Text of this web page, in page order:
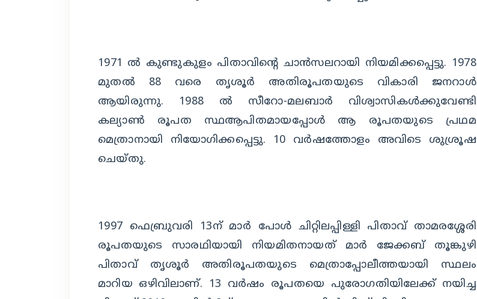
1971 ല്‍ കുണ്ടുകുളം പിതാവിന്റെ ചാന്‍സലറായി നിയമിക്കപ്പെട്ടു. 1978
മുതല്‍ 88 വരെ തൃശൂര്‍ അതിരൂപതയുടെ വികാരി ജനറാള്‍
ആയിരുന്നു. 1988 ല്‍ സീറോ-മലബാര്‍ വിശ്വാസികള്‍ക്കുവേണ്ടി
കല്യാണ്‍ രൂപത സ്ഥആപിതമായപ്പോള്‍ ആ രൂപതയുടെ പ്രഥമ
മെത്രാനായി നിയോഗിക്കപ്പെട്ടു. 10 വര്‍ഷത്തോളം അവിടെ ശുശ്രൂഷ
ചെയ്തു.
1997 ഫെബ്രുവരി 13ന് മാര്‍ പോള്‍ ചിറ്റിലപ്പിള്ളി പിതാവ് താമരശ്ശേരി
രൂപതയുടെ സാരഥിയായി നിയമിതനായത് മാര്‍ ജേക്കബ് തൂങ്കുഴി
പിതാവ് തൃശൂര്‍ അതിരൂപതയുടെ മെത്രാപ്പോലീത്തയായി സ്ഥലം
മാറിയ ഒഴിവിലാണ്. 13 വര്‍ഷം രൂപതയെ പുരോഗതിയിലേക്ക് നയിച്ച